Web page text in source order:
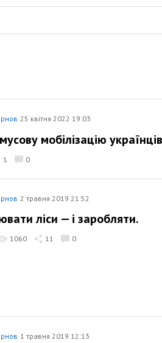
25 квітня 2022 19:03
мобілізацію
1 0
2 травня 2019 21:52
ліси — і заробляти.
1060 11 0
1 травня 2019 12:13